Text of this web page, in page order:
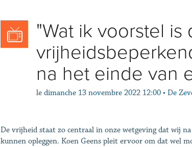
"Wat ik voorstel is
na het einde van
le dimanche 13 novembre 2022 12:00 • De
De vrijheid staat zo centraal in onze wetgeving dat wij
kunnen opleggen. Koen Geens pleit ervoor om dat wel